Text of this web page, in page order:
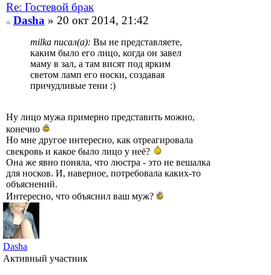
Re: Гостевой брак
Dasha » 20 окт 2014, 21:42
milka писал(а): Вы не представляете,
каким было его лицо, когда он завел
маму в зал, а там висят под ярким
светом ламп его носки, создавая
причудливые тени :)
Ну лицо мужа примерно представить можно,
конечно
Но мне другое интересно, как отреагировала
свекровь и какое было лицо у неё?
Она же явно поняла, что люстра - это не вешалка
для носков. И, наверное, потребовала каких-то
объяснений.
Интересно, что объяснил ваш муж?
Dasha
Активный участник